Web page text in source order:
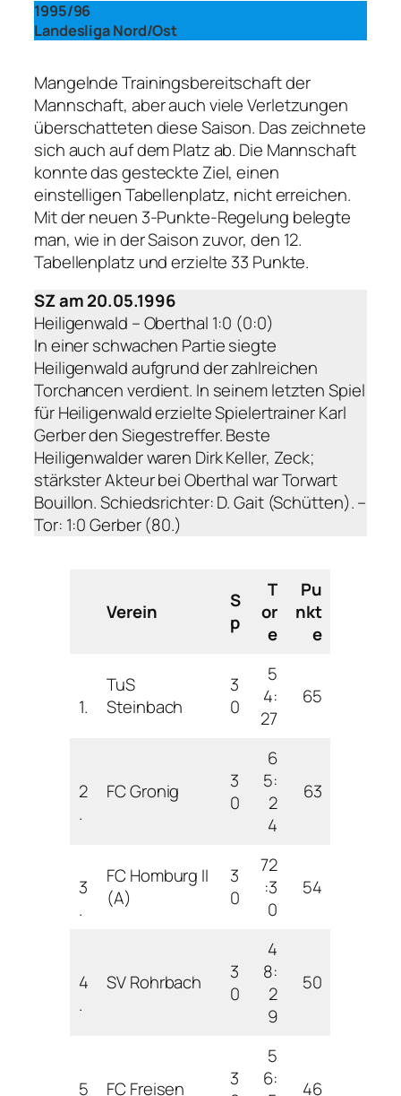
1995/96
Landesliga Nord/Ost
Mangelnde Trainingsbereitschaft der
Mannschaft, aber auch viele Verletzungen
überschatteten diese Saison. Das zeichnete
sich auch auf dem Platz ab. Die Mannschaft
konnte das gesteckte Ziel, einen
einstelligen Tabellenplatz, nicht erreichen.
Mit der neuen 3-Punkte-Regelung belegte
man, wie in der Saison zuvor, den 12.
Tabellenplatz und erzielte 33 Punkte.
SZ am 20.05.1996
Heiligenwald – Oberthal 1:0 (0:0)
In einer schwachen Partie siegte
Heiligenwald aufgrund der zahlreichen
Torchancen verdient. In seinem letzten Spiel
für Heiligenwald erzielte Spielertrainer Karl
Gerber den Siegestreffer. Beste
Heiligenwalder waren Dirk Keller, Zeck;
stärkster Akteur bei Oberthal war Torwart
Bouillon. Schiedsrichter: D. Gait (Schütten). –
Tor: 1:0 Gerber (80.)
Verein
S
p
T
or
e
Pu
nkt
e
1.
TuS
Steinbach
3
0
5
4:
27
65
2
.
FC Gronig
3
0
6
5:
2
4
63
3
.
FC Homburg II
(A)
3
0
72
:3
0
54
4
.
SV Rohrbach
3
0
4
8:
2
9
50
5 FC Freisen
3
5
6:
46